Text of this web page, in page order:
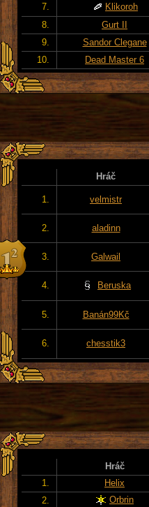
7.
Klikoroh
8.
Gurt II
9.
Sandor Clegane
10.
Dead Master 6
Hráč
1. velmistr
2. aladinn
3. Galwail
4. Beruska
5. Banán99Kč
6. chesstik3
Hráč
1.
Helix
2.
Orbrin